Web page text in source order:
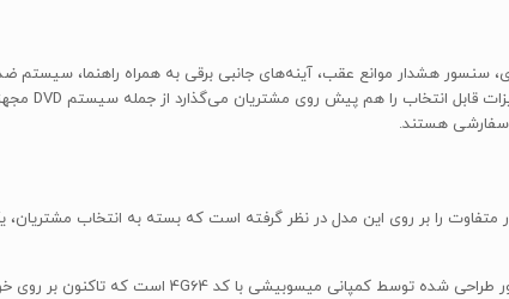
سفارشی هستند.
متفاوت را بر روی این مدل در نظر گرفته است که بسته به انتخاب مشتریان،